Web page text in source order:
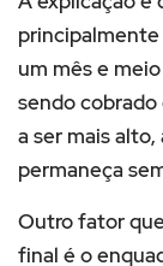
principalmente
um mês e
sendo
a ser mais
permaneça
Outro fator
final é o